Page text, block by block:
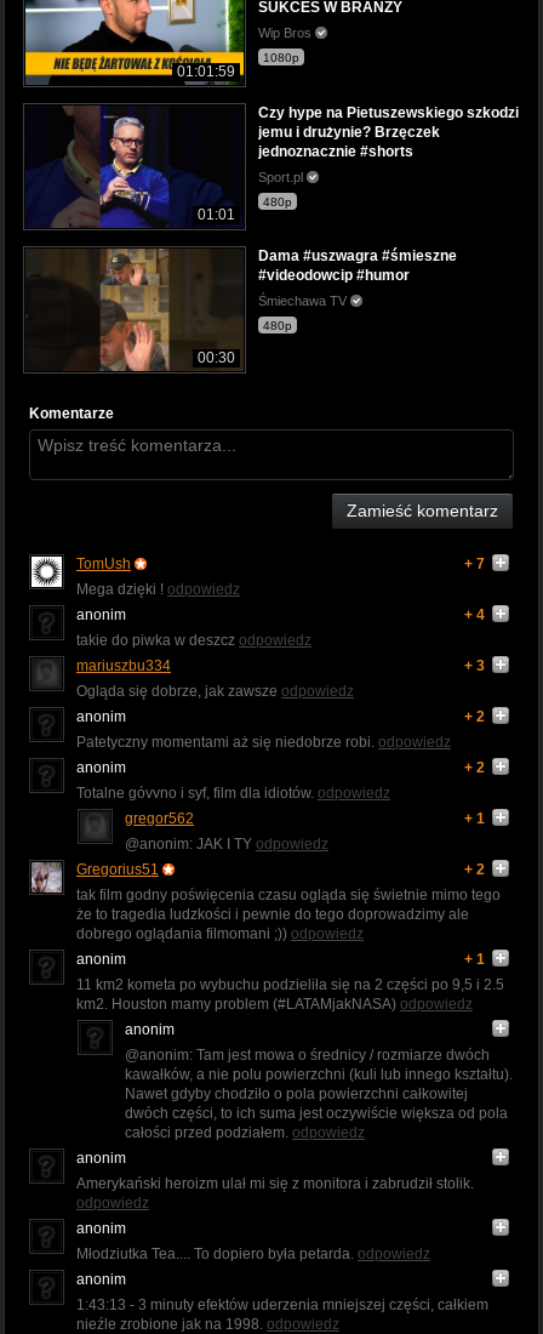
01:01:59
SUKCES W BRANŻY
Wip Bros
1080p
01:01
Czy hype na Pietuszewskiego szkodzi
jemu i drużynie? Brzęczek
jednoznacznie #shorts
Sport.pl
480p
00:30
Dama #uszwagra #śmieszne
#videodowcip #humor
Śmiechawa TV
480p
Komentarze
Zamieść komentarz
TomUsh
+ 7
Mega dzięki ! odpowiedz
anonim
+ 4
takie do piwka w deszcz odpowiedz
mariuszbu334
+ 3
Ogląda się dobrze, jak zawsze odpowiedz
anonim
+ 2
Patetyczny momentami aż się niedobrze robi. odpowiedz
anonim
+ 2
Totalne góvvno i syf, film dla idiotów. odpowiedz
gregor562
+ 1
@anonim: JAK I TY odpowiedz
Gregorius51
+ 2
tak film godny poświęcenia czasu ogląda się świetnie mimo tego
że to tragedia ludzkości i pewnie do tego doprowadzimy ale
dobrego oglądania filmomani ;)) odpowiedz
anonim
+ 1
11 km2 kometa po wybuchu podzieliła się na 2 części po 9,5 i 2.5
km2. Houston mamy problem (#LATAMjakNASA) odpowiedz
anonim
@anonim: Tam jest mowa o średnicy / rozmiarze dwóch
kawałków, a nie polu powierzchni (kuli lub innego kształtu).
Nawet gdyby chodziło o pola powierzchni całkowitej
dwóch części, to ich suma jest oczywiście większa od pola
całości przed podziałem. odpowiedz
anonim
Amerykański heroizm ulał mi się z monitora i zabrudził stolik.
odpowiedz
anonim
Młodziutka Tea.... To dopiero była petarda. odpowiedz
anonim
1:43:13 - 3 minuty efektów uderzenia mniejszej części, całkiem
nieźle zrobione jak na 1998. odpowiedz